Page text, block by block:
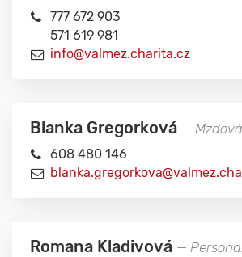
777 672 903
571 619 981
info@valmez.charita.cz
Blanka Gregorková —
608 480 146
Romana Kladivová —